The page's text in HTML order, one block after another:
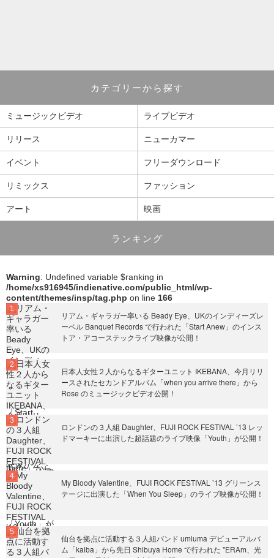
カテゴリーから探す
ミュージックビデオ ライブビデオ
リリース ニューカマー
イベント フリーダウンロード
リミックス ファッション
アート 映画
ランキング
Warning: Undefined variable $ranking in
/home/xs916945/indienative.com/public_html/wp-
content/themes/insp/tag.php on line 166
リアム・ギャラガー率いる Beady Eye、UKのインディーズレ
ーベル Banquet Records で行われた「Start Anew」のインス
トア・アコーステックライブ映像が公開！
日本人女性２人からなるギターユニット IKEBANA、今月リリ
ースされたセカンドアルバム「when you arrive there」から
Rose のミュージックビデオ公開！
ロンドンの３人組 Daughter、FUJI ROCK FESTIVAL ’13 レッ
ドマーキーに出演した超話題のライブ映像「Youth」が公開！
My Bloody Valentine、FUJI ROCK FESTIVAL ’13 グリーンス
テージに出演した「When You Sleep」のライブ映像が公開！
仙台を拠点に活動する３人組バンド umiuma デビューアルバ
ム「kaiba」から先日 Shibuya Home で行われた "ERAm、光